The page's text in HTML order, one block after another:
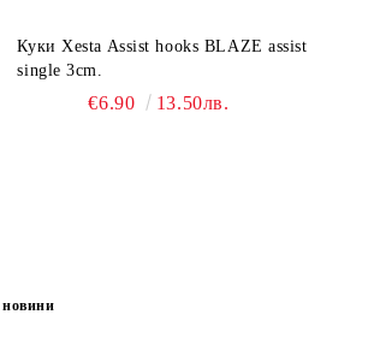
Куки Xesta Assist hooks BLAZE assist
single 3cm.
€6.90 13.50лв.
новини